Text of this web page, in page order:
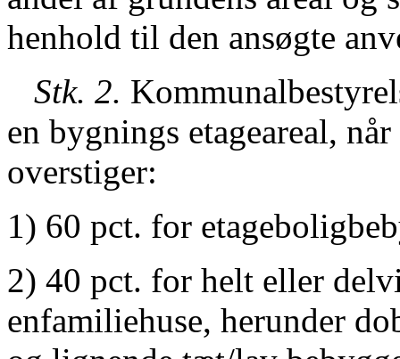
henhold til den ansøgte
Stk. 2.
en bygnings etageareal,
overstiger:
1) 60 pct. for
2) 40 pct. for helt eller
enfamiliehuse, herunder